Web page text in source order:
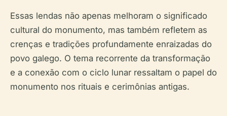
Essas lendas não apenas melhoram o significado
cultural do monumento, mas também refletem as
crenças e tradições profundamente enraizadas do
povo galego. O tema recorrente da transformação
e a conexão com o ciclo lunar ressaltam o papel do
monumento nos rituais e cerimônias antigas.